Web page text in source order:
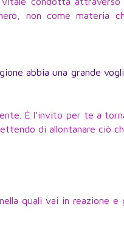
non come materia
abbia una grande
È l’invito per te a
di allontanare ciò
quali vai in reazione e